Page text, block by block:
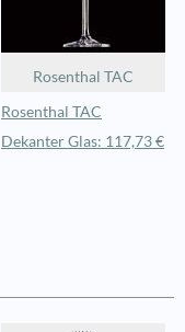
Rosenthal TAC
Rosenthal TAC
Dekanter Glas: 117,73 €